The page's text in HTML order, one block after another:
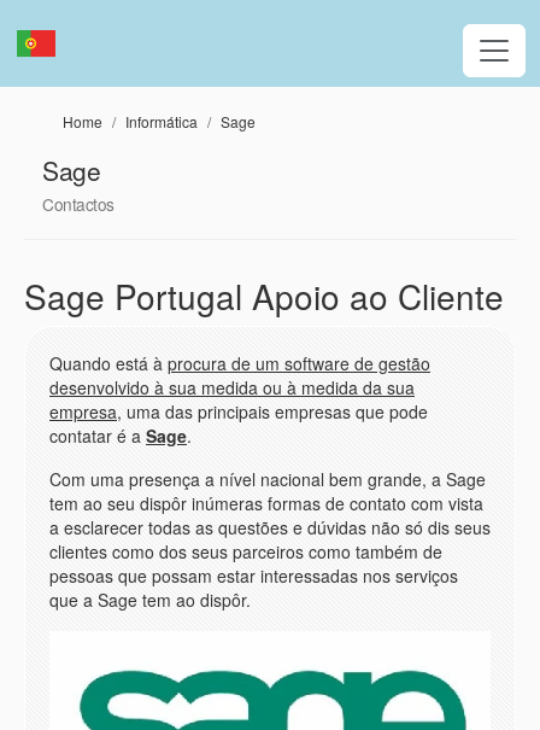
Home Informática Sage
Sage
Contactos
Sage Portugal Apoio ao Cliente
Quando está à procura de um software de gestão
desenvolvido à sua medida ou à medida da sua
empresa, uma das principais empresas que pode
contatar é a Sage.
Com uma presença a nível nacional bem grande, a Sage
tem ao seu dispôr inúmeras formas de contato com vista
a esclarecer todas as questões e dúvidas não só dis seus
clientes como dos seus parceiros como também de
pessoas que possam estar interessadas nos serviços
que a Sage tem ao dispôr.